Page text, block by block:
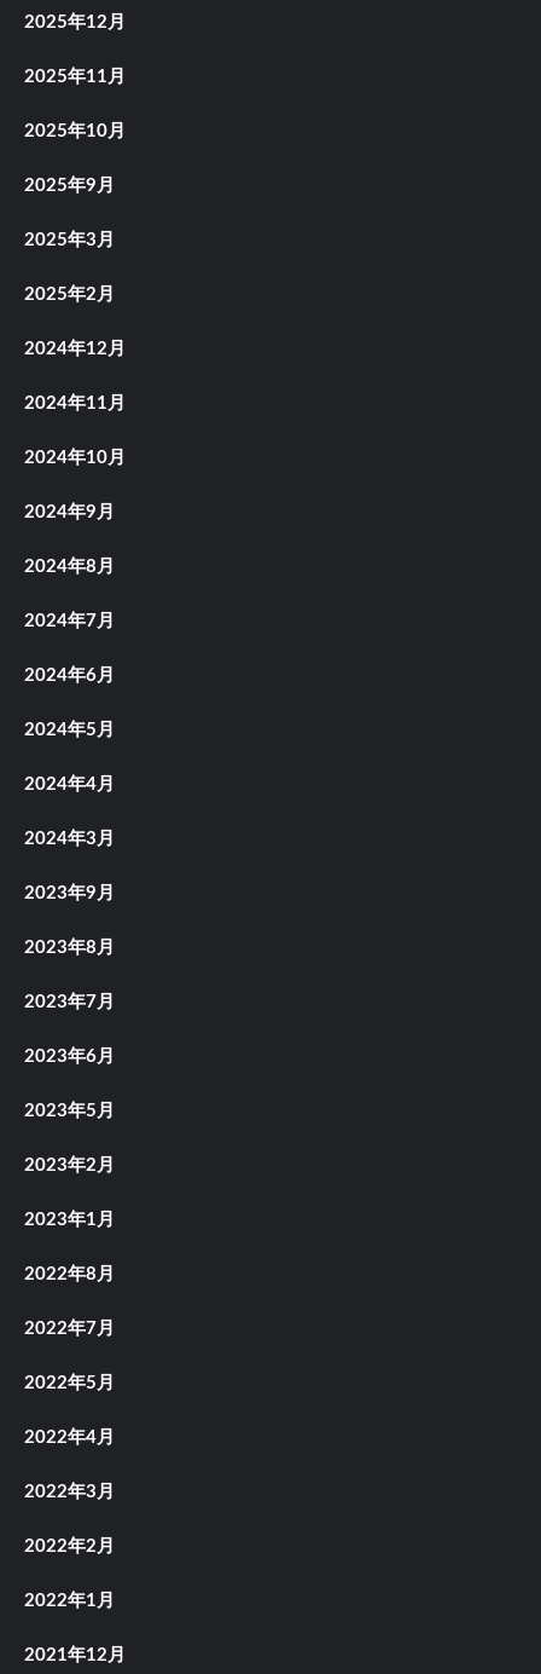
2025年12月
2025年11月
2025年10月
2025年9月
2025年3月
2025年2月
2024年12月
2024年11月
2024年10月
2024年9月
2024年8月
2024年7月
2024年6月
2024年5月
2024年4月
2024年3月
2023年9月
2023年8月
2023年7月
2023年6月
2023年5月
2023年2月
2023年1月
2022年8月
2022年7月
2022年5月
2022年4月
2022年3月
2022年2月
2022年1月
2021年12月